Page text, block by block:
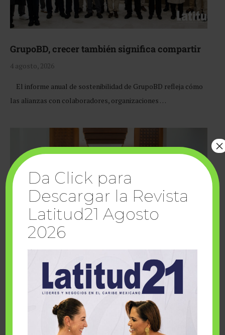
GrupoBD, crecer también significa compartir
4 agosto, 2026
El informe anual de sostenibilidad de GrupoBD refleja cómo
las alianzas con colaboradores, organizaciones …
Cuando la solidaridad inspira; cumplen
sueños Fairmont Mayakoba y Make-A-Wish
Da Click para
Descargar la Revista
Latitud21 Agosto
2026
×